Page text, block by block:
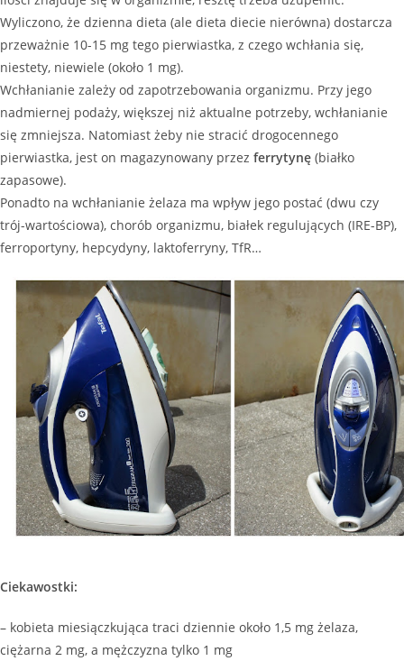
Wyliczono, że dzienna dieta (ale dieta diecie nierówna) dostarcza
przeważnie 10-15 mg tego pierwiastka, z czego wchłania się,
niestety, niewiele (około 1 mg).
Wchłanianie zależy od zapotrzebowania organizmu. Przy jego
nadmiernej podaży, większej niż aktualne potrzeby, wchłanianie
się zmniejsza. Natomiast żeby nie stracić drogocennego
pierwiastka, jest on magazynowany przez ferrytynę (białko
zapasowe).
Ponadto na wchłanianie żelaza ma wpływ jego postać (dwu czy
trój-wartościowa), chorób organizmu, białek regulujących (IRE-BP),
ferroportyny, hepcydyny, laktoferryny, TfR…
Ciekawostki:
– kobieta miesiączkująca traci dziennie około 1,5 mg żelaza,
ciężarna 2 mg, a mężczyzna tylko 1 mg